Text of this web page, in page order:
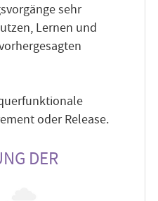
sehr
Lernen und
oder Release.
DER